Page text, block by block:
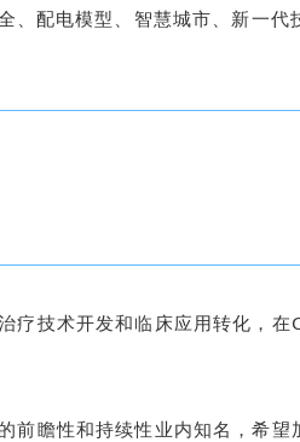
配电模型、智慧城市、新一
技术开发和临床应用转化，
瞻性和持续性业内知名，希